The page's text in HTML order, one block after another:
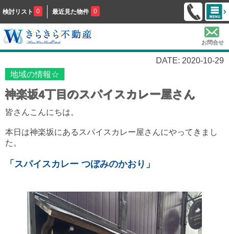
検討リスト 0 最近見た物件 0
お問合せ
DATE: 2020-10-29
地域の情報☆
神楽坂4丁目のスパイスカレー屋さん
皆さんこんにちは。
本日は神楽坂にあるスパイスカレー屋さんにやってきまし
た。
「スパイスカレー つぼみのかおり」